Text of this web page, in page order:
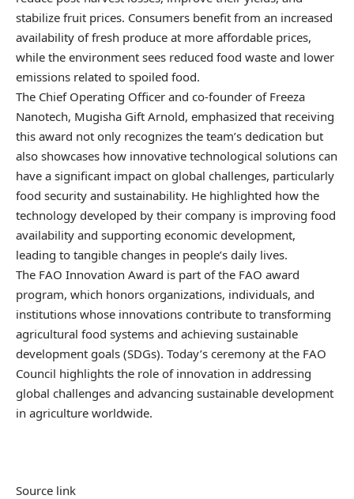
stabilize fruit prices. Consumers benefit from an increased
availability of fresh produce at more affordable prices,
while the environment sees reduced food waste and lower
emissions related to spoiled food.
The Chief Operating Officer and co-founder of Freeza
Nanotech, Mugisha Gift Arnold, emphasized that receiving
this award not only recognizes the team’s dedication but
also showcases how innovative technological solutions can
have a significant impact on global challenges, particularly
food security and sustainability. He highlighted how the
technology developed by their company is improving food
availability and supporting economic development,
leading to tangible changes in people’s daily lives.
The FAO Innovation Award is part of the FAO award
program, which honors organizations, individuals, and
institutions whose innovations contribute to transforming
agricultural food systems and achieving sustainable
development goals (SDGs). Today’s ceremony at the FAO
Council highlights the role of innovation in addressing
global challenges and advancing sustainable development
in agriculture worldwide.
Source link